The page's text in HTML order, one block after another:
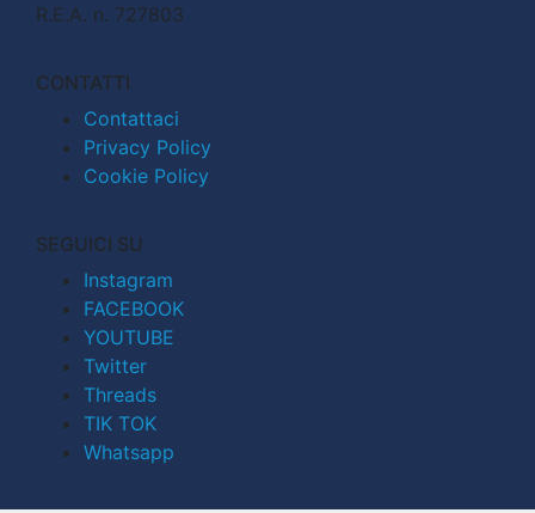
R.E.A. n. 727803
CONTATTI
Contattaci
Privacy Policy
Cookie Policy
SEGUICI SU
Instagram
FACEBOOK
YOUTUBE
Twitter
Threads
TIK TOK
Whatsapp